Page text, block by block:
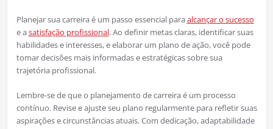
Planejar sua carreira é um passo essencial paraalcançar o sucesso
e asatisfação profissional. Ao definir metas claras, identificar suas
habilidades e interesses, e elaborar um plano de ação, você pode
tomar decisões mais informadas e estratégicas sobre sua
trajetória profissional.
Lembre-se de que o planejamento de carreira é um processo
contínuo. Revise e ajuste seu plano regularmente para refletir suas
aspirações e circunstâncias atuais. Com dedicação, adaptabilidade